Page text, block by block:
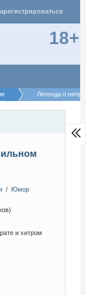
18+
Легенда о
/ Юмор
и хитром